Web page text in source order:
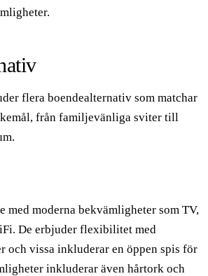
flera boendealternativ som matchar
från familjevänliga sviter till
med moderna bekvämligheter som TV,
De erbjuder flexibilitet med
och vissa inkluderar en öppen spis för
inkluderar även hårtork och